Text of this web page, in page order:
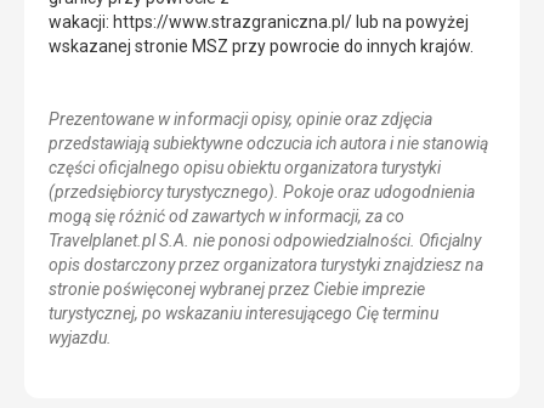
wakacji: https://www.strazgraniczna.pl/ lub na powyżej
wskazanej stronie MSZ przy powrocie do innych krajów.
Prezentowane w informacji opisy, opinie oraz zdjęcia
przedstawiają subiektywne odczucia ich autora i nie stanowią
części oficjalnego opisu obiektu organizatora turystyki
(przedsiębiorcy turystycznego). Pokoje oraz udogodnienia
mogą się różnić od zawartych w informacji, za co
Travelplanet.pl S.A. nie ponosi odpowiedzialności. Oficjalny
opis dostarczony przez organizatora turystyki znajdziesz na
stronie poświęconej wybranej przez Ciebie imprezie
turystycznej, po wskazaniu interesującego Cię terminu
wyjazdu.